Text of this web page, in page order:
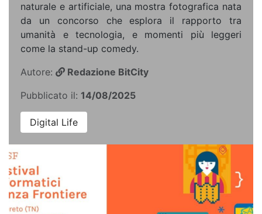
naturale e artificiale, una mostra fotografica nata
da un concorso che esplora il rapporto tra
umanità e tecnologia, e momenti più leggeri
come la stand-up comedy.
Autore:
Redazione BitCity
Pubblicato il: 14/08/2025
Digital Life